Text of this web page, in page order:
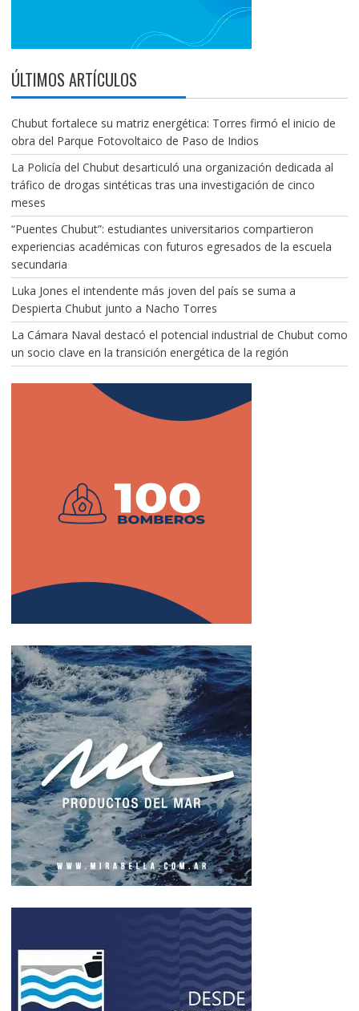
ÚLTIMOS ARTÍCULOS
Chubut fortalece su matriz energética: Torres firmó el inicio de
obra del Parque Fotovoltaico de Paso de Indios
La Policía del Chubut desarticuló una organización dedicada al
tráfico de drogas sintéticas tras una investigación de cinco
meses
“Puentes Chubut”: estudiantes universitarios compartieron
experiencias académicas con futuros egresados de la escuela
secundaria
Luka Jones el intendente más joven del país se suma a
Despierta Chubut junto a Nacho Torres
La Cámara Naval destacó el potencial industrial de Chubut como
un socio clave en la transición energética de la región